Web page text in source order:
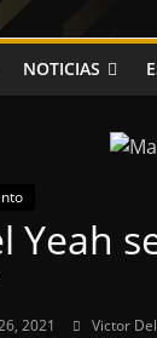
NOTICIAS
Yeah
2021 Victor